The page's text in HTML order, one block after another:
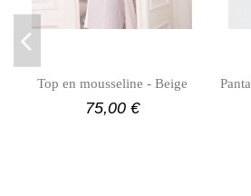
Top en mousseline - Beige
75,00 €